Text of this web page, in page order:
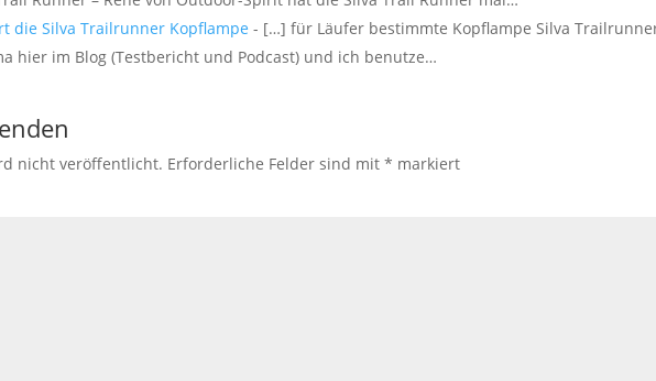
die Silva Trailrunner Kopflampe - […] für Läufer bestimmte Kopflampe Silva
hier im Blog (Testbericht und Podcast) und ich benutze…
nicht veröffentlicht. Erforderliche Felder sind mit* markiert